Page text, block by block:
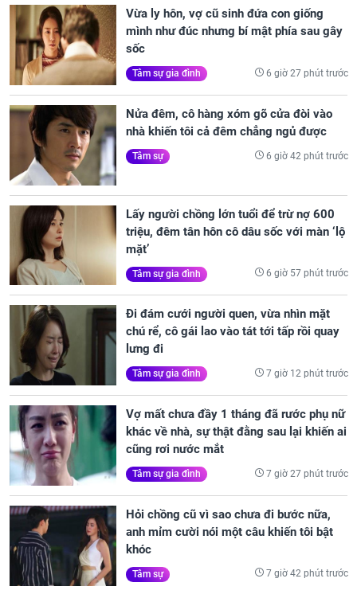
Vừa ly hôn, vợ cũ sinh đứa con giống
mình như đúc nhưng bí mật phía sau gây
sốc
Tâm sự gia đình 6 giờ 27 phút trước
Nửa đêm, cô hàng xóm gõ cửa đòi vào
nhà khiến tôi cả đêm chẳng ngủ được
Tâm sự 6 giờ 42 phút trước
Lấy người chồng lớn tuổi để trừ nợ 600
triệu, đêm tân hôn cô dâu sốc với màn ‘lộ
mặt’
Tâm sự gia đình 6 giờ 57 phút trước
Đi đám cưới người quen, vừa nhìn mặt
chú rể, cô gái lao vào tát tới tấp rồi quay
lưng đi
Tâm sự gia đình 7 giờ 12 phút trước
Vợ mất chưa đầy 1 tháng đã rước phụ nữ
khác về nhà, sự thật đằng sau lại khiến ai
cũng rơi nước mắt
Tâm sự gia đình 7 giờ 27 phút trước
Hỏi chồng cũ vì sao chưa đi bước nữa,
anh mỉm cười nói một câu khiến tôi bật
khóc
Tâm sự 7 giờ 42 phút trước